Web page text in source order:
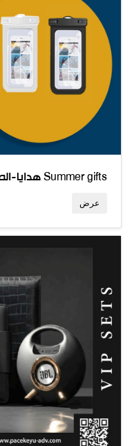
هدايا-الصيف Summer gifts
عرض